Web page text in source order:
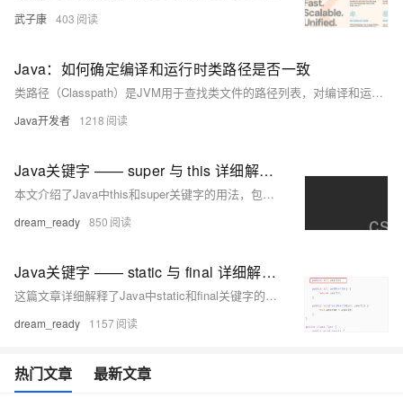
武子康 403
Java：如何确定编译和运行时类路径是否一致
类路径（Classpath）是JVM用于查找类文件的路径列表，对编译和运行Java程序至关重要。编译时通过`javac -classpath`指定，运行时通过`java -classpath`指定。IDE如Eclipse和IntelliJ IDEA也提供界面管理类路径。确保编译和运行时类路径一致，特别是外部库和项目内部类的路径设置。
Java开发者 1218
Java关键字 —— super 与 this 详细解释！一看就懂 有代码实例运行！
本文介绍了Java中this和super关键字的用法，包括在构造方法中使用this来区分参数和成员变量、使用super调用父类构造方法和方法，以及它们在同一个方法中同时使用的场景。
dream_ready 850
Java关键字 —— static 与 final 详细解释！一看就懂 有代码实例运行！
这篇文章详细解释了Java中static和final关键字的用法，包括它们修饰类、方法、变量和代码块时的行为，并通过代码示例展示了它们的具体应用。
dream_ready 1157
热门文章 最新文章